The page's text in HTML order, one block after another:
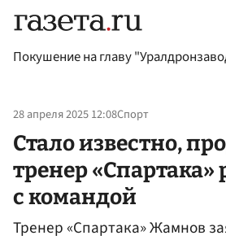
Покушение на главу
28 апреля 2025 12:08Спорт
Стало известно,
тренер «Спартака»
с командой
Тренер «Спартака» Жамнов